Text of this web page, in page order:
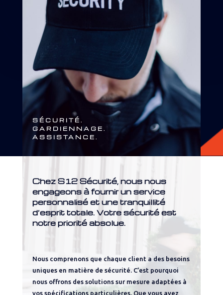
SÉCURITÉ.
GARDIENNAGE.
ASSISTANCE.
Chez S12 Sécurité, nous nous
engageons à fournir un service
personnalisé et une tranquillité
d’esprit totale. Votre sécurité est
notre priorité absolue.
Nous comprenons que chaque client a des besoins
uniques en matière de sécurité. C’est pourquoi
nous offrons des solutions sur mesure adaptées à
vos spécifications particulières. Que vous ayez